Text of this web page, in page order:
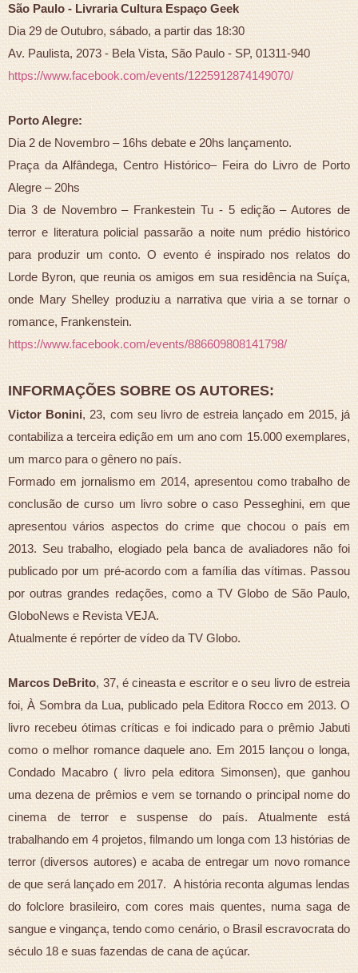
São Paulo - Livraria Cultura Espaço Geek
Dia 29 de Outubro, sábado, a partir das 18:30
Av. Paulista, 2073 - Bela Vista, São Paulo - SP, 01311-940
https://www.facebook.com/events/1225912874149070/
Porto Alegre:
Dia 2 de Novembro – 16hs debate e 20hs lançamento.
Praça da Alfândega, Centro Histórico– Feira do Livro de Porto
Alegre – 20hs
Dia 3 de Novembro – Frankestein Tu - 5 edição – Autores de
terror e literatura policial passarão a noite num prédio histórico
para produzir um conto. O evento é inspirado nos relatos do
Lorde Byron, que reunia os amigos em sua residência na Suíça,
onde Mary Shelley produziu a narrativa que viria a se tornar o
romance, Frankenstein.
https://www.facebook.com/events/886609808141798/
INFORMAÇÕES SOBRE OS AUTORES:
Victor Bonini, 23, com seu livro de estreia lançado em 2015, já
contabiliza a terceira edição em um ano com 15.000 exemplares,
um marco para o gênero no país.
Formado em jornalismo em 2014, apresentou como trabalho de
conclusão de curso um livro sobre o caso Pesseghini, em que
apresentou vários aspectos do crime que chocou o país em
2013. Seu trabalho, elogiado pela banca de avaliadores não foi
publicado por um pré-acordo com a família das vítimas. Passou
por outras grandes redações, como a TV Globo de São Paulo,
GloboNews e Revista VEJA.
Atualmente é repórter de vídeo da TV Globo.
Marcos DeBrito, 37, é cineasta e escritor e o seu livro de estreia
foi, À Sombra da Lua, publicado pela Editora Rocco em 2013. O
livro recebeu ótimas críticas e foi indicado para o prêmio Jabuti
como o melhor romance daquele ano. Em 2015 lançou o longa,
Condado Macabro ( livro pela editora Simonsen), que ganhou
uma dezena de prêmios e vem se tornando o principal nome do
cinema de terror e suspense do país. Atualmente está
trabalhando em 4 projetos, filmando um longa com 13 histórias de
terror (diversos autores) e acaba de entregar um novo romance
de que será lançado em 2017. A história reconta algumas lendas
do folclore brasileiro, com cores mais quentes, numa saga de
sangue e vingança, tendo como cenário, o Brasil escravocrata do
século 18 e suas fazendas de cana de açúcar.